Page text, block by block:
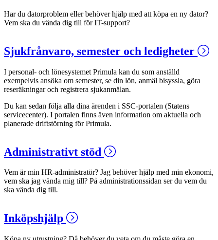
Har du datorproblem eller behöver hjälp med att köpa en ny dator?
Vem ska du vända dig till för IT-support?
Sjukfrånvaro, semester och ledigheter
I personal- och lönesystemet Primula kan du som anställd
exempelvis ansöka om semester, se din lön, anmäl bisyssla, göra
reseräkningar och registrera sjukanmälan.
Du kan sedan följa alla dina ärenden i SSC-portalen (Statens
servicecenter). I portalen finns även information om aktuella och
planerade driftstörning för Primula.
Administrativt stöd
Vem är min HR-administratör? Jag behöver hjälp med min ekonomi,
vem ska jag vända mig till? På administrationssidan ser du vem du
ska vända dig till.
Inköpshjälp